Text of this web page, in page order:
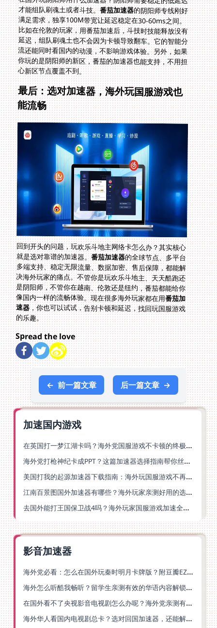
才能组队刷魂土或者斗技。番茄加速器的阴阳师专线刚好
满足需求，独享100M带宽让延迟稳定在30-60ms之间。
比如在伦敦的玩家，用番茄加速后，斗技时技能释放没有
延迟，组队刷魂土也不会因为卡顿导致翻车。它的智能分
流还能同时看国内的动漫，不影响游戏体验。另外，如果
你玩的是阴阳师的新区，番茄的加速器也能支持，不用担
心新区节点覆盖不到。
最后：选对加速器，海外玩国服游戏也
能流畅
回到开头的问题，玩欢乐斗地主网络卡怎么办？其实核心
就是选对靠谱的加速器。番茄加速器的全球节点、多平台
多端支持、稳定无限流量、数据加密、售后保障，都能解
决海外玩家的痛点。不管你是玩欢乐斗地主、天天酷跑还
是阴阳师，不管你在越南、伦敦还是纽约，番茄都能给你
像国内一样的流畅体验。现在很多海外玩家都在用番茄加
速器，你也可以试试，告别卡顿和延迟，找回玩国服游戏
的乐趣。
Spread the love
← 前一篇文章 后一篇文章 →
加速国内游戏
在英国打一梦江湖卡吗？海外党国服游戏不卡顿的终极解法
海外党打枪神纪卡成PPT？这篇加速器选择指南帮你丝滑上分
美国打我的起源加速器下载指南：海外玩国服游戏不再卡的终极方案
江南百景图国外加速器有哪些？海外玩家亲测好用的选择与避坑指南
去国外能打王国保卫战4吗？海外玩家国服游戏加速全攻略（附公主连结幻想江湖实测）
影音加速器
海外党必看：怎么在国外玩秦时明月卡牌版？附豆瓣EZCast地区限制破解法
海外怎么听酷我畅听？留学生亲测有效的华语内容解锁指南
在国外看不了央视影音电视剧怎么办呢？海外党亲测有效的回国加速方案
海外华人看国内电视剧总卡？选对回国加速器，还能解决菲律宾打不开反诈中心的问题